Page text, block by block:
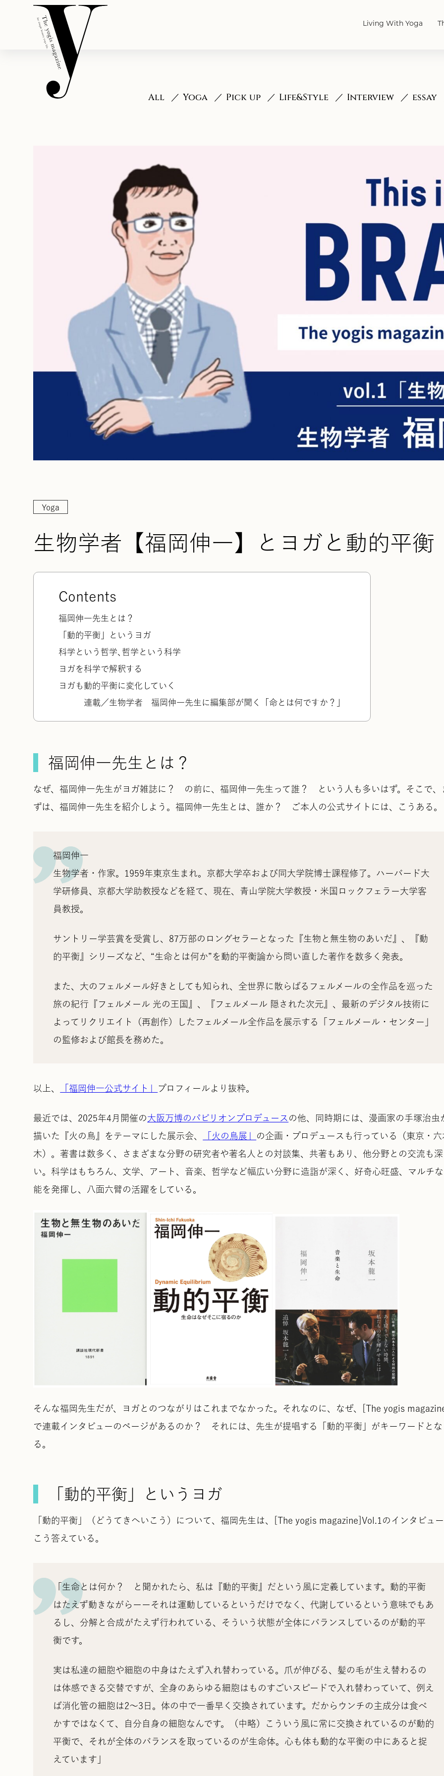
Living With Yoga
All Yoga Pick up Life&Style Interview essay
Yoga
生物学者【福岡伸一】とヨガと動的平衡
Contents
福岡伸一先生とは？
「動的平衡」というヨガ
科学という哲学､哲学という科学
ヨガを科学で解釈する
ヨガも動的平衡に変化していく
連載／生物学者 福岡伸一先生に編集部が聞く「命とは何ですか？」
福岡伸一先生とは？
なぜ、福岡伸一先生がヨガ雑誌に？ の前に、福岡伸一先生って誰？ という人も多いはず。そこで、
ずは、福岡伸一先生を紹介しよう。福岡伸一先生とは、誰か？ ご本人の公式サイトには、こうある。
福岡伸一
生物学者・作家。1959年東京生まれ。京都大学卒および同大学院博士課程修了。ハーバード大
学研修員、京都大学助教授などを経て、現在、青山学院大学教授・米国ロックフェラー大学客
員教授。
サントリー学芸賞を受賞し、87万部のロングセラーとなった『生物と無生物のあいだ』、『動
的平衡』シリーズなど、“生命とは何か”を動的平衡論から問い直した著作を数多く発表。
また、大のフェルメール好きとしても知られ、全世界に散らばるフェルメールの全作品を巡った
旅の紀行『フェルメール 光の王国』、『フェルメール 隠された次元』、最新のデジタル技術に
よってリクリエイト（再創作）したフェルメール全作品を展示する「フェルメール・センター」
の監修および館長を務めた。
以上、 「福岡伸一公式サイト」 プロフィールより抜粋。
最近では、2025年4月開催の大阪万博のパビリオンプロデュース の他、同時期には、漫画家の手塚治虫
描いた『火の鳥』をテーマにした展示会、
「火の鳥展」 の企画・プロデュースも行っている（東京・六
木）。著書は数多く、さまざまな分野の研究者や著名人との対談集、共著もあり、他分野との交流も深
い。科学はもちろん、文学、アート、音楽、哲学など幅広い分野に造詣が深く、好奇心旺盛、マルチ
能を発揮し、八面六臂の活躍をしている。
そんな福岡先生だが、ヨガとのつながりはこれまでなかった。それなのに、なぜ、[The yogis
で連載インタビューのページがあるのか？ それには、先生が提唱する「動的平衡」がキーワードとな
る。
「動的平衡」というヨガ
「動的平衡」（どうてきへいこう）について、福岡先生は、[The yogis magazine]Vol.1のインタビュ
こう答えている。
「生命とは何か？ と聞かれたら、私は『動的平衡』だという風に定義しています。動的平衡
はたえず動きながらーーそれは運動しているというだけでなく、代謝しているという意味でもあ
るし、分解と合成がたえず行われている、そういう状態が全体にバランスしているのが動的平
衡です。
実は私達の細胞や細胞の中身はたえず入れ替わっている。爪が伸びる、髪の毛が生え替わるの
は体感できる交替ですが、全身のあらゆる細胞はものすごいスピードで入れ替わっていて、例え
ば消化管の細胞は2〜3日。体の中で一番早く交換されています。だからウンチの主成分は食べ
かすではなくて、自分自身の細胞なんです。（中略）こういう風に常に交換されているのが動的
平衡で、それが全体のバランスを取っているのが生命体。心も体も動的な平衡の中にあると捉
えています」